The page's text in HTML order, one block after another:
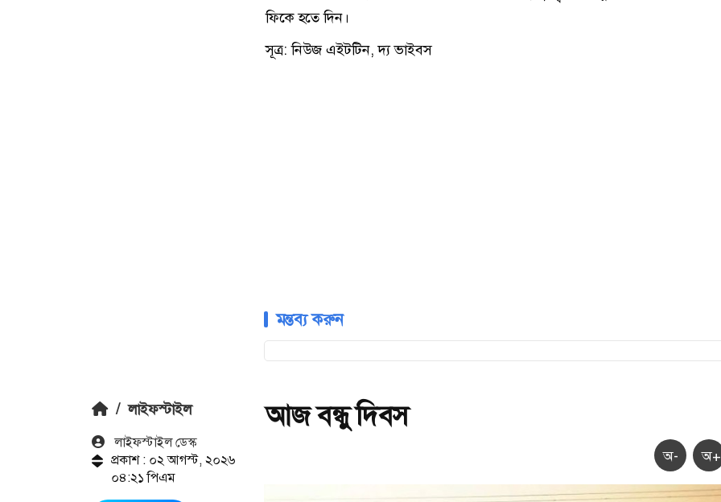
ফিকে হতে দিন।
সূত্র: নিউজ এইটটিন, দ্য ভাইবস
মন্তব্য করুন
/ লাইফস্টাইল
লাইফস্টাইল ডেস্ক
প্রকাশ : ০২ আগস্ট, ২০২৬
০৪:২১ পিএম
আজ বন্ধু দিবস
অ- অ+